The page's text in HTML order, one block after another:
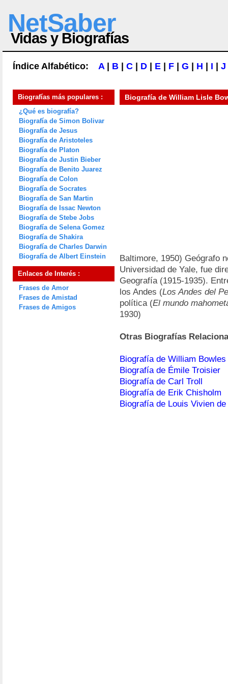
NetSaber
Vidas y Biografías
Índice Alfabético: A| B C D E F G H I J
Biografías más populares :
¿Qué es biografía?
Biografía de Simon Bolivar
Biografía de Jesus
Biografía de Aristoteles
Biografía de Platon
Biografía de Justin Bieber
Biografía de Benito Juarez
Biografía de Colon
Biografía de Socrates
Biografía de San Martin
Biografía de Issac Newton
Biografía de Stebe Jobs
Biografía de Selena Gomez
Biografía de Shakira
Biografía de Charles Darwin
Biografía de Albert Einstein
Enlaces de Interés :
Frases de Amor
Frases de Amistad
Frases de Amigos
Biografía de William Lisle
Baltimore, 1950) Geógrafo
Universidad de Yale, fue
Geografía (1915-1935).
los Andes (Los Andes del
política (El mundo
1930)
Otras Biografías
Biografía de William Bowles
Biografía de Émile Troisier
Biografía de Carl Troll
Biografía de Erik Chisholm
Biografía de Louis Vivien